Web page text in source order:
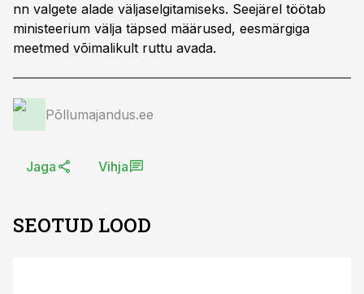
nn valgete alade väljaselgitamiseks. Seejärel töötab
ministeerium välja täpsed määrused, eesmärgiga
meetmed võimalikult ruttu avada.
Põllumajandus.ee
Jaga Vihja
SEOTUD LOOD